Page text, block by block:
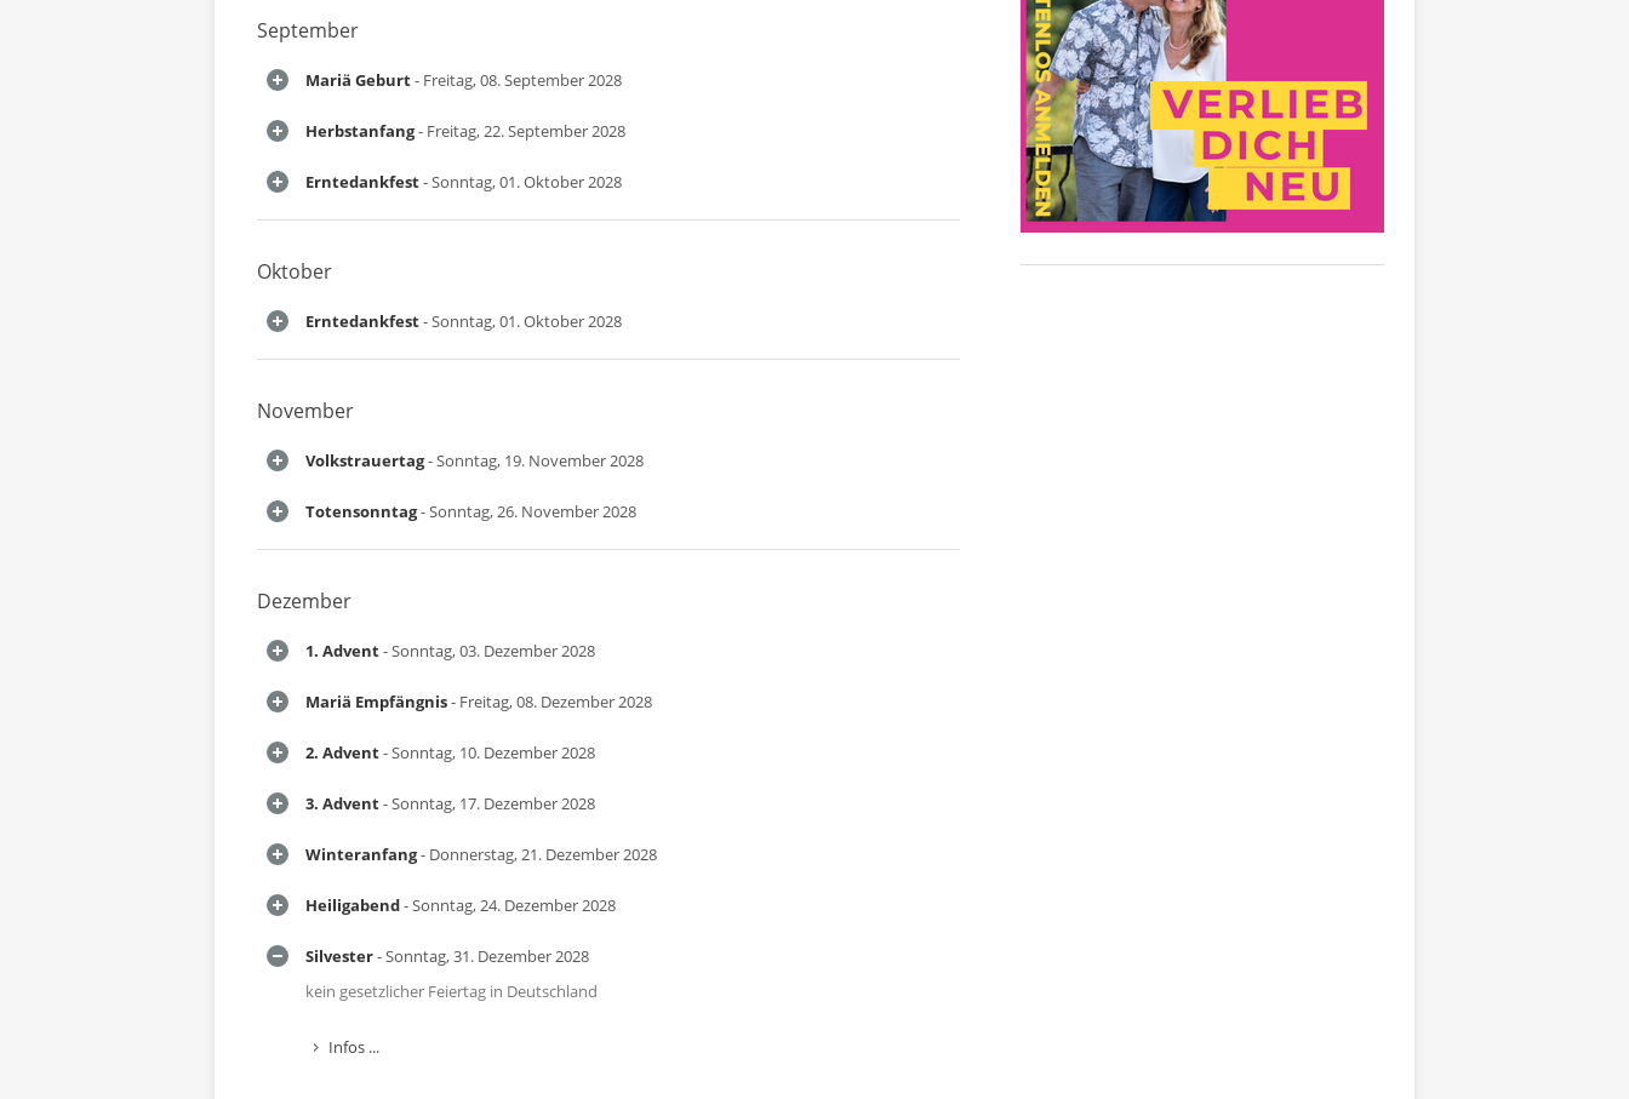
September
Mariä Geburt- Freitag, 08. September 2028
Herbstanfang- Freitag, 22. September 2028
Erntedankfest- Sonntag, 01. Oktober 2028
Oktober
Erntedankfest- Sonntag, 01. Oktober 2028
November
Volkstrauertag- Sonntag, 19. November 2028
Totensonntag- Sonntag, 26. November 2028
Dezember
1. Advent- Sonntag, 03. Dezember 2028
Mariä Empfängnis- Freitag, 08. Dezember 2028
2. Advent- Sonntag, 10. Dezember 2028
3. Advent- Sonntag, 17. Dezember 2028
Winteranfang- Donnerstag, 21. Dezember 2028
Heiligabend- Sonntag, 24. Dezember 2028
Silvester- Sonntag, 31. Dezember 2028
kein gesetzlicher Feiertag in Deutschland
Infos ...